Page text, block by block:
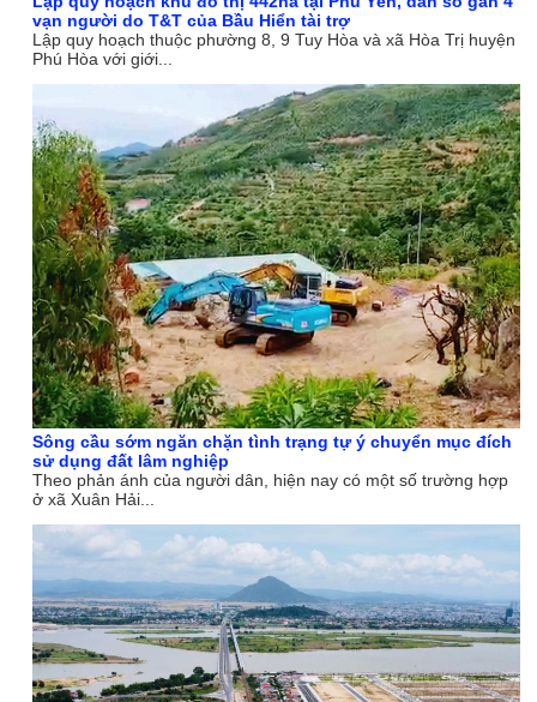
vạn người do T&T của Bầu Hiển tài trợ
Lập quy hoạch thuộc phường 8, 9 Tuy Hòa và xã Hòa Trị huyện
Phú Hòa với giới...
Sông cầu sớm ngăn chặn tình trạng tự ý chuyển mục đích
sử dụng đất lâm nghiệp
Theo phản ánh của người dân, hiện nay có một số trường hợp
ở xã Xuân Hải...